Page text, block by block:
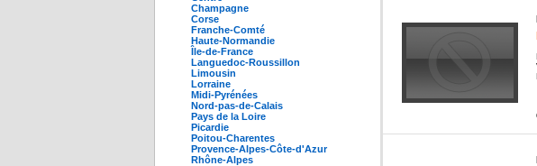
Champagne
Corse
Franche-Comté
Haute-Normandie
Île-de-France
Languedoc-Roussillon
Limousin
Lorraine
Midi-Pyrénées
Nord-pas-de-Calais
Pays de la Loire
Picardie
Poitou-Charentes
Provence-Alpes-Côte-d'Azur
Rhône-Alpes